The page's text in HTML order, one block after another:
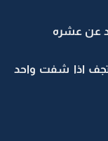
عن عشره
اذا شفت واحد